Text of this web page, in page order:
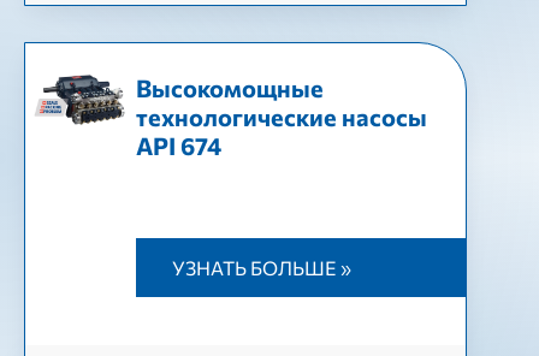
Высокомощные
технологические насосы
API 674
УЗНАТЬ БОЛЬШЕ »